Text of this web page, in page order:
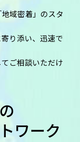
域密着」のスタ
り添い、迅速で
ご相談いただけ
ワーク